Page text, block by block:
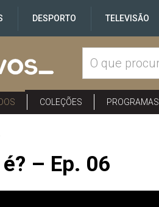
DESPORTO TELEVISÃO
COLEÇÕES PROGRAMAS
– Ep. 06